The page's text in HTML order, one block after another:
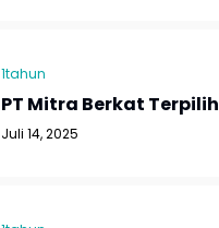
1tahun
PT Mitra Berkat Terpilih
Juli 14, 2025